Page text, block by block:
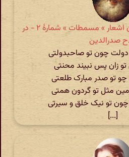
سوزنی سمرقندی » دیوان اشعار » مسمطات » شمارهٔ ۲ - در
صدرالدین
چون تو صاحبدولتی
تو زان پس نبیند محنتی
تو صدر مبارک طلعتی
مثل تو گردون همتی
تو نیک خلق و سیرتی
[...]